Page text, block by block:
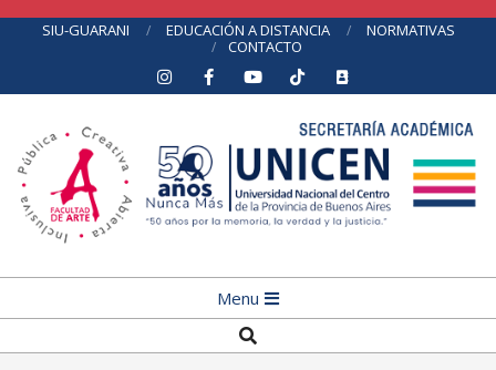
SIU-GUARANI EDUCACIÓN A DISTANCIA
NORMATIVAS
CONTACTO
Navigation
Menu
Menu
Search